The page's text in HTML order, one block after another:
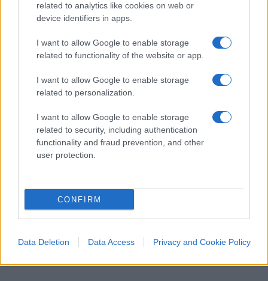
related to analytics like cookies on web or
device identifiers in apps.
I want to allow Google to enable storage
related to functionality of the website or app.
I want to allow Google to enable storage
related to personalization.
I want to allow Google to enable storage
related to security, including authentication
functionality and fraud prevention, and other
user protection.
CONFIRM
Data Deletion Data Access Privacy and Cookie Policy
Pagina
Precedente
Leggi i commenti
SEDUTE SATIRICHE
Vignetta del 07/08/2026